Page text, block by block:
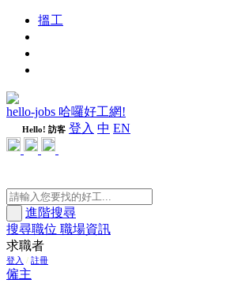
搵工
hello-jobs 哈囉好工網!
Hello! 訪客 登入 中 EN
進階搜尋
搜尋職位 職場資訊
求職者
登入 / 註冊
僱主